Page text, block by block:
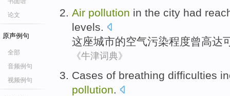
论文
原声例句
全部
音频例句
视频例句
Air pollution in the city had
levels.
这座城市的空气污染程度曾高达
《牛津词典》
Cases of breathing difficulties
pollution